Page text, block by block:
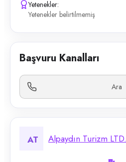
Yetenekler:
Yetenekler belirtilmemiş
Başvuru Kanalları
Ara
AT Alpaydın Turizm LTD.